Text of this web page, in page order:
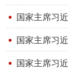
国家主席习
国家主席习
国家主席习